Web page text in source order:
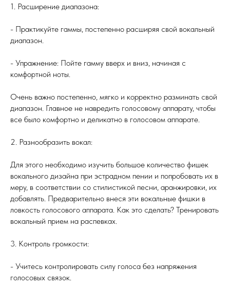
1. Расширение диапазона:
- Практикуйте гаммы, постепенно расширяя свой вокальный
диапазон.
- Упражнение: Пойте гамму вверх и вниз, начиная с
комфортной ноты.
Очень важно постепенно, мягко и корректно разминать свой
диапазон. Главное не навредить голосовому аппарату, чтобы
все было комфортно и деликатно в голосовом аппарате.
2. Разнообразить вокал:
Для этого необходимо изучить большое количество фишек
вокального дизайна при эстрадном пении и попробовать их в
меру, в соответствии со стилистикой песни, аранжировки, их
добавлять. Предварительно внеся эти вокальные фишки в
ловкость голосового аппарата. Как это сделать? Тренировать
вокальный прием на распевках.
3. Контроль громкости:
- Учитесь контролировать силу голоса без напряжения
голосовых связок.